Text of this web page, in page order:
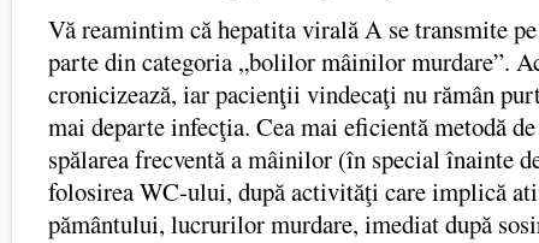
Vă reamintim că hepatita virală A se transmite
parte din categoria „bolilor mâinilor murdare”.
cronicizează, iar pacienţii vindecaţi nu rămân
mai departe infecţia. Cea mai eficientă metodă
spălarea frecventă a mâinilor (în special înainte
folosirea WC-ului, după activităţi care implică
pământului, lucrurilor murdare, imediat după